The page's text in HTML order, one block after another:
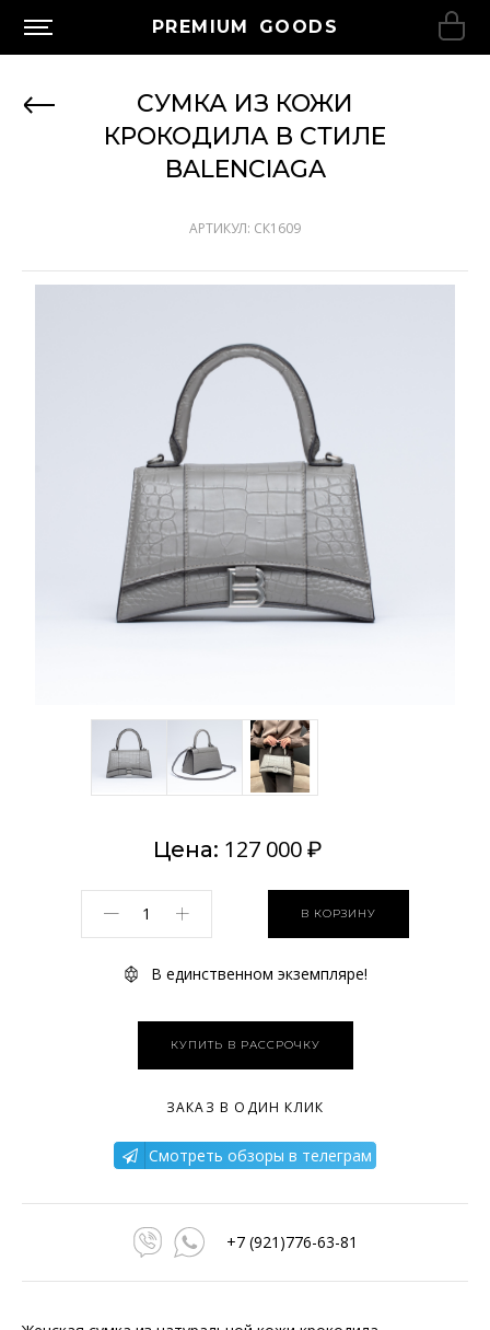
PREMIUM GOODS
СУМКА ИЗ КОЖИ
КРОКОДИЛА В СТИЛЕ
BALENCIAGA
АРТИКУЛ: СК1609
Цена: 127 000 ₽
В КОРЗИНУ
В единственном экземпляре!
КУПИТЬ В РАССРОЧКУ
ЗАКАЗ В ОДИН КЛИК
Смотреть обзоры в телеграм
+7 (921)776-63-81